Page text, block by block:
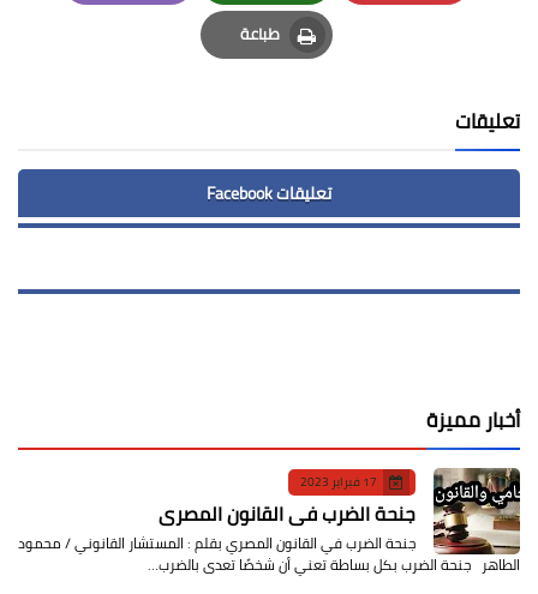
Pinterest
Whatsapp
Email
طباعة
Print
تعليقات
تعليقات Facebook
أخبار مميزة
17 فبراير 2023
جنحة الضرب في القانون المصري
جنحة الضرب في القانون المصري بقلم : المستشار القانوني / محمود
الطاهر جنحة الضرب بكل بساطة تعني أن شخصًا تعدى بالضرب…